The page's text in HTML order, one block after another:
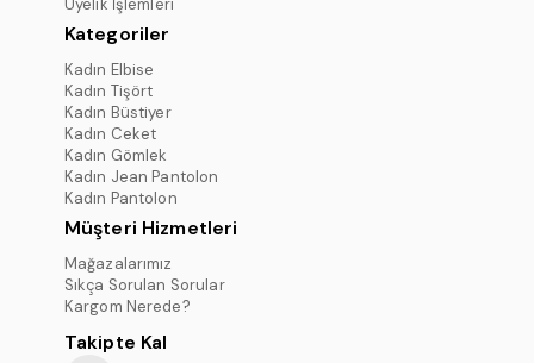
Kategoriler
Kadın Elbise
Kadın Tişört
Kadın Büstiyer
Kadın Ceket
Kadın Gömlek
Kadın Jean Pantolon
Kadın Pantolon
Müşteri Hizmetleri
Mağazalarımız
Sıkça Sorulan Sorular
Kargom Nerede?
Takipte Kal